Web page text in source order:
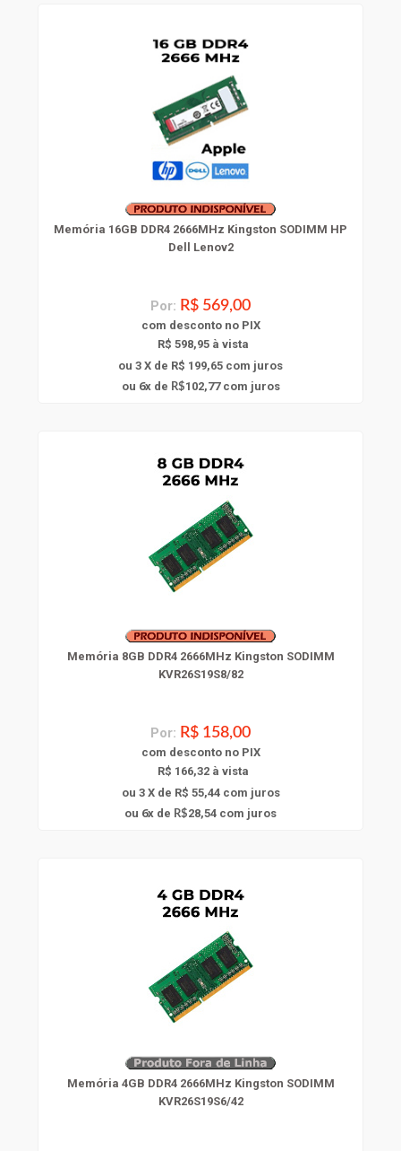
Memória 16GB DDR4 2666MHz Kingston SODIMM HP
Dell Lenov2
Por: R$ 569,00
com desconto no PIX
R$ 598,95 à vista
ou 3 X de R$ 199,65 com juros
ou 6x de R$102,77com juros
Memória 8GB DDR4 2666MHz Kingston SODIMM
KVR26S19S8/82
Por: R$ 158,00
com desconto no PIX
R$ 166,32 à vista
ou 3 X de R$ 55,44com juros
ou 6x de R$28,54 com juros
Memória 4GB DDR4 2666MHz Kingston SODIMM
KVR26S19S6/42